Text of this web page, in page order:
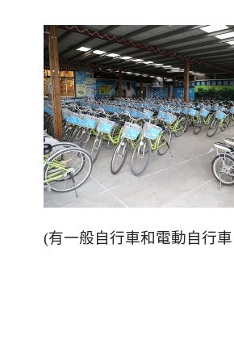
(有一般自行車和電動自行